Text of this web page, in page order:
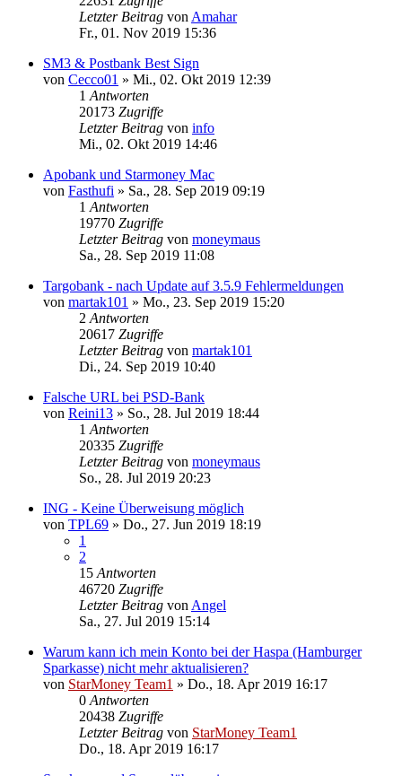
Letzter Beitrag von Amahar
Fr., 01. Nov 2019 15:36
SM3 & Postbank Best Sign
von Cecco01 » Mi., 02. Okt 2019 12:39
1 Antworten
20173 Zugriffe
Letzter Beitrag von info
Mi., 02. Okt 2019 14:46
Apobank und Starmoney Mac
von Fasthufi » Sa., 28. Sep 2019 09:19
1 Antworten
19770 Zugriffe
Letzter Beitrag von moneymaus
Sa., 28. Sep 2019 11:08
Targobank - nach Update auf 3.5.9 Fehlermeldungen
von martak101 » Mo., 23. Sep 2019 15:20
2 Antworten
20617 Zugriffe
Letzter Beitrag von martak101
Di., 24. Sep 2019 10:40
Falsche URL bei PSD-Bank
von Reini13 » So., 28. Jul 2019 18:44
1 Antworten
20335 Zugriffe
Letzter Beitrag von moneymaus
So., 28. Jul 2019 20:23
ING - Keine Überweisung möglich
von TPL69 » Do., 27. Jun 2019 18:19
1
2
15 Antworten
46720 Zugriffe
Letzter Beitrag von Angel
Sa., 27. Jul 2019 15:14
Warum kann ich mein Konto bei der Haspa (Hamburger
Sparkasse) nicht mehr aktualisieren?
von StarMoney Team1 » Do., 18. Apr 2019 16:17
0 Antworten
20438 Zugriffe
Letzter Beitrag von StarMoney Team1
Do., 18. Apr 2019 16:17